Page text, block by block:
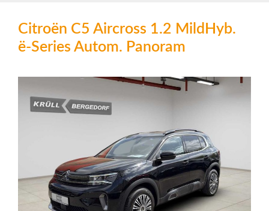
Citroën C5 Aircross 1.2 MildHyb.
ë-Series Autom. Panoram